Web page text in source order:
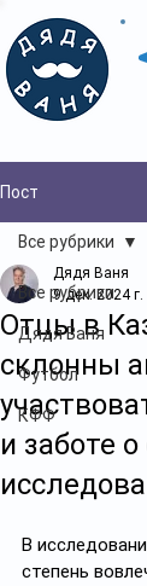
Пост
Все рубрики
Дядя Ваня
Футбол
КФФ
Все рубрики
Отцы в
склонны
и заботе
Дядя Ваня
9 дек. 2024 г.
В
степень